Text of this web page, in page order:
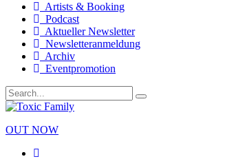
Artists & Booking
Podcast
Aktueller Newsletter
Newsletteranmeldung
Archiv
Eventpromotion
OUT NOW